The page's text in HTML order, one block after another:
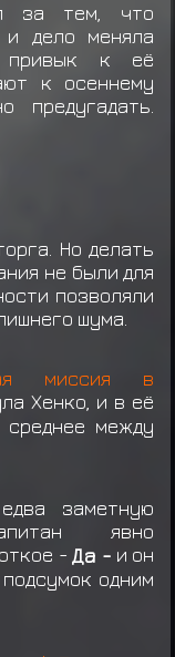
за миссию
C
за миссию
за миссию
миссии C
за тем, что
и дело меняла
привык к её
к осеннему
предугадать.
Но делать
не были для
позволяли
шума.
миссия в
Хенко, и в её
среднее между
заметную
явно
-Да - и он
одним